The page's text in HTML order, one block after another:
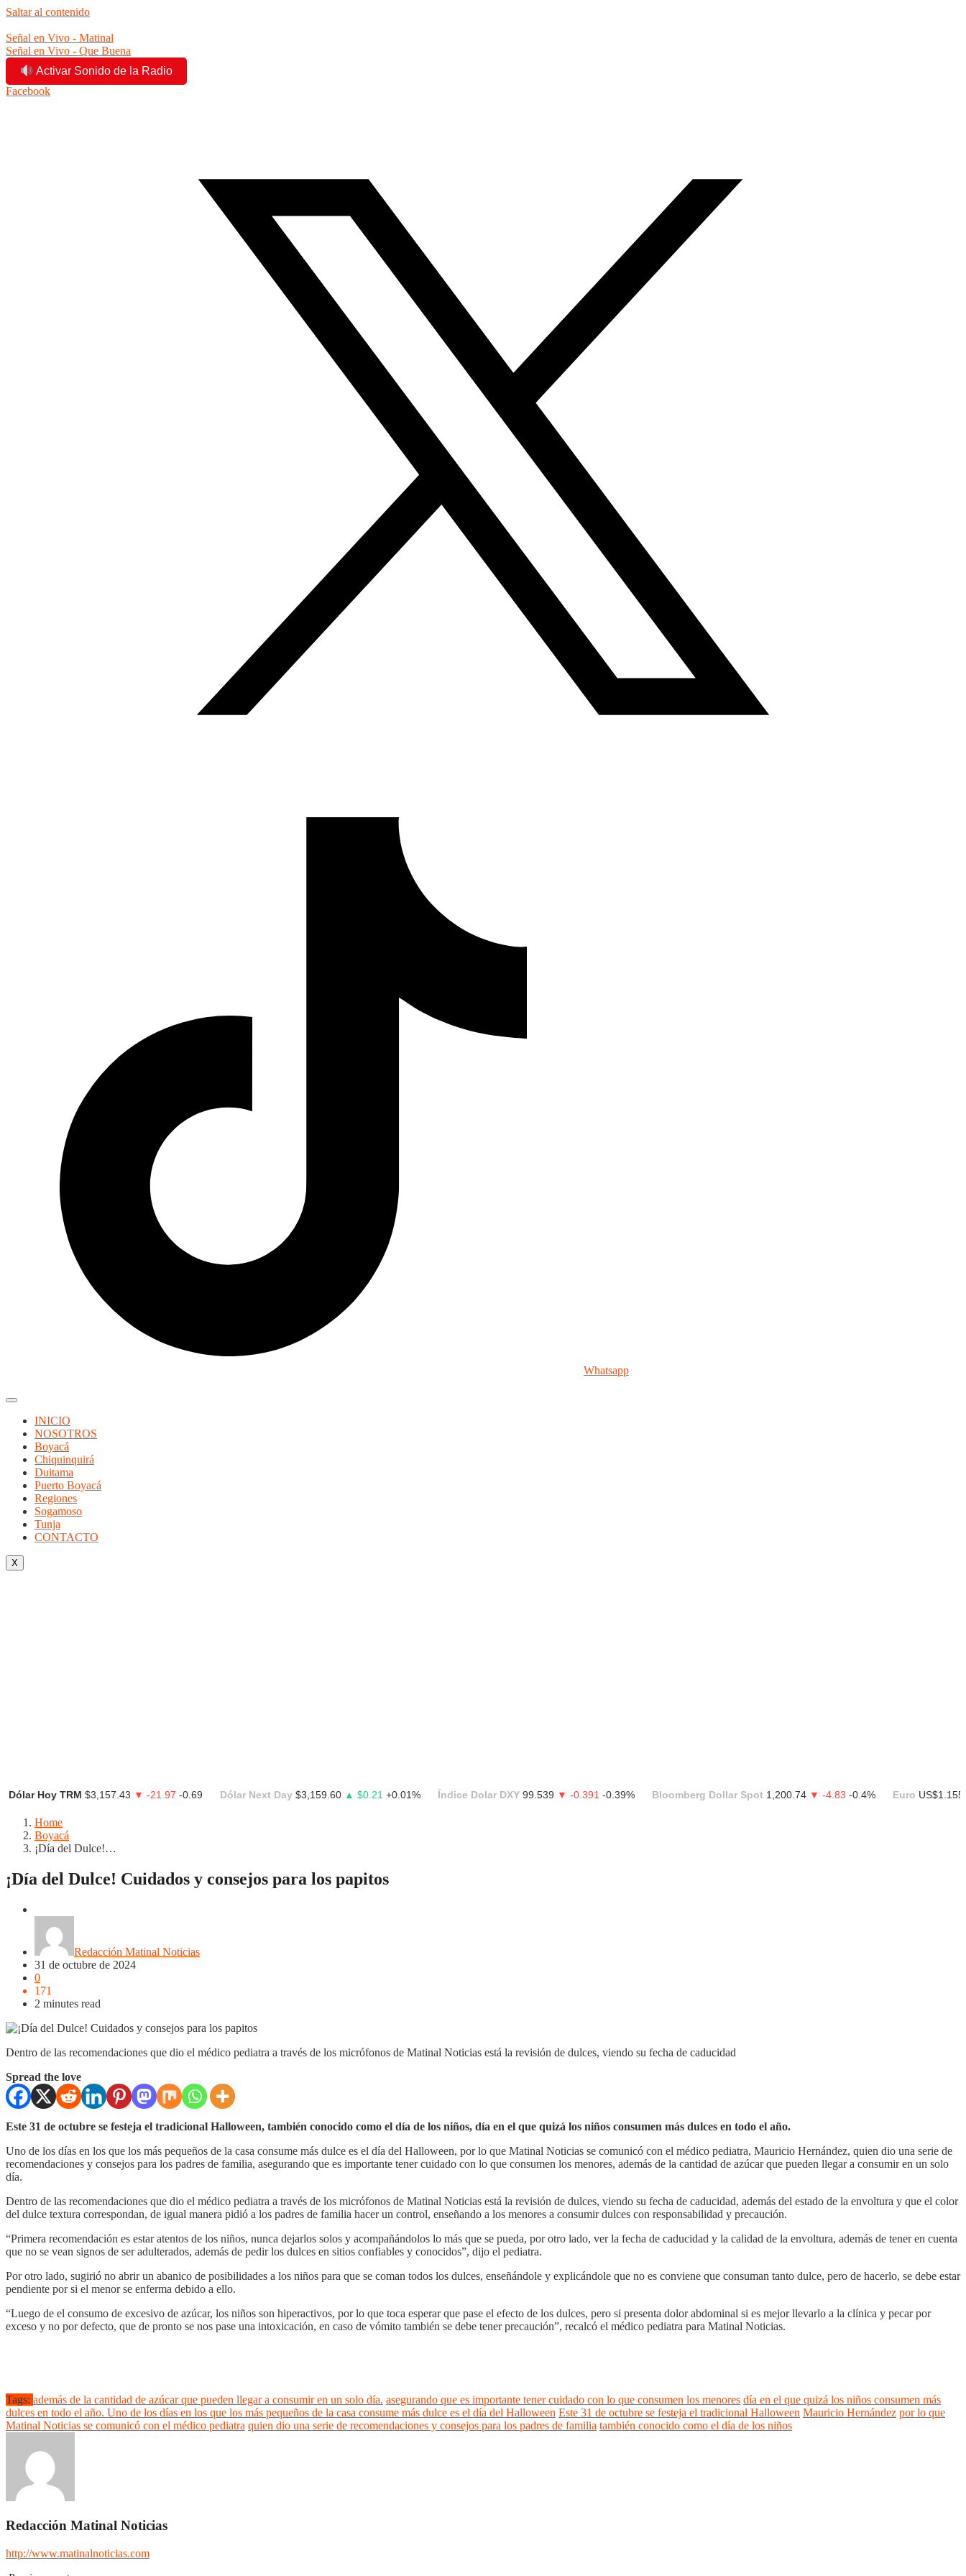
Saltar al contenido
Señal en Vivo - Matinal
Señal en Vivo - Que Buena
Activar Sonido de la Radio
Facebook
Whatsapp
INICIO
NOSOTROS
Boyacá
Chiquinquirá
Duitama
Puerto Boyacá
Regiones
Sogamoso
Tunja
CONTACTO
X
Dólar Hoy TRM $3,157.43 ▼ -21.97 -0.69 Dólar Next Day $3,159.60 ▲ $0.21 +0.01% Índice Dolar DXY 99.539 ▼ -0.391 -0.39% Bloomberg Dollar Spot 1,200.74 ▼ -4.83 -0.4% Euro
Home
Boyacá
¡Día del Dulce!…
¡Día del Dulce! Cuidados y consejos para los papitos
Redacción Matinal Noticias
31 de octubre de 2024
0
171
2 minutes read
Dentro de las recomendaciones que dio el médico pediatra a través de los micrófonos de Matinal Noticias está la revisión de dulces, viendo su fecha de caducidad
Spread the love
Este 31 de octubre se festeja el tradicional Halloween, también conocido como el día de los niños, día en el que quizá los niños consumen más dulces en todo el año.
Uno de los días en los que los más pequeños de la casa consume más dulce es el día del Halloween, por lo que Matinal Noticias se comunicó con el médico pediatra, Mauricio Hernández, quien dio una serie de
recomendaciones y consejos para los padres de familia, asegurando que es importante tener cuidado con lo que consumen los menores, además de la cantidad de azúcar que pueden llegar a consumir en un solo
día.
Dentro de las recomendaciones que dio el médico pediatra a través de los micrófonos de Matinal Noticias está la revisión de dulces, viendo su fecha de caducidad, además del estado de la envoltura y que el color
del dulce textura correspondan, de igual manera pidió a los padres de familia hacer un control, enseñando a los menores a consumir dulces con responsabilidad y precaución.
“Primera recomendación es estar atentos de los niños, nunca dejarlos solos y acompañándolos lo más que se pueda, por otro lado, ver la fecha de caducidad y la calidad de la envoltura, además de tener en cuenta
que no se vean signos de ser adulterados, además de pedir los dulces en sitios confiables y conocidos”, dijo el pediatra.
Por otro lado, sugirió no abrir un abanico de posibilidades a los niños para que se coman todos los dulces, enseñándole y explicándole que no es conviene que consuman tanto dulce, pero de hacerlo, se debe estar
pendiente por si el menor se enferma debido a ello.
“Luego de el consumo de excesivo de azúcar, los niños son hiperactivos, por lo que toca esperar que pase el efecto de los dulces, pero si presenta dolor abdominal si es mejor llevarlo a la clínica y pecar por
exceso y no por defecto, que de pronto se nos pase una intoxicación, en caso de vómito también se debe tener precaución”, recalcó el médico pediatra para Matinal Noticias.
Tags: además de la cantidad de azúcar que pueden llegar a consumir en un solo día. asegurando que es importante tener cuidado con lo que consumen los menores día en el que quizá los niños consumen más
dulces en todo el año. Uno de los días en los que los más pequeños de la casa consume más dulce es el día del Halloween Este 31 de octubre se festeja el tradicional Halloween Mauricio Hernández por lo que
Matinal Noticias se comunicó con el médico pediatra quien dio una serie de recomendaciones y consejos para los padres de familia también conocido como el día de los niños
Redacción Matinal Noticias
http://www.matinalnoticias.com